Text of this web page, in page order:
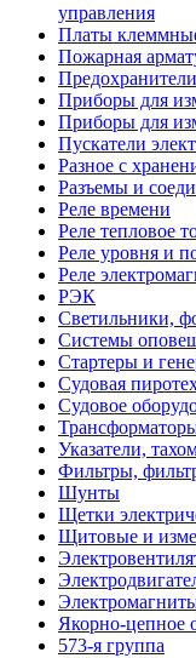
управления
Платы
Пожарная
Предохранители
Приборы для
Приборы для
Пускатели
Разное с
Разъемы и
Реле времени
Реле тепловое
Реле уровня и
Реле
РЭК
Светильники,
Системы
Стартеры и
Судовая
Судовое
Указатели,
Фильтры,
Шунты
Щетки
Щитовые и
Якорно-цепное
573-я группа